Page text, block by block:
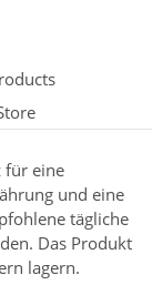
für eine
und eine
tägliche
Das Produkt
lagern.